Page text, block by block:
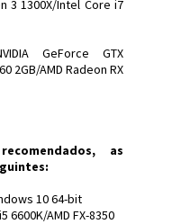
3 1300X/Intel Core i7
GeForce GTX
2GB/AMD Radeon RX
as
10 64-bit
AMD FX-8350